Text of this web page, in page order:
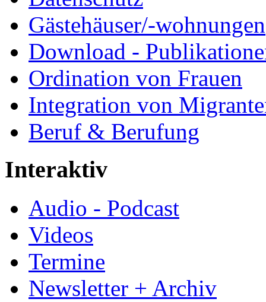
Gästehäuser/-wohnungen
Download -
Ordination von Frauen
Integration von
Beruf & Berufung
Interaktiv
Audio - Podcast
Videos
Termine
Newsletter + Archiv